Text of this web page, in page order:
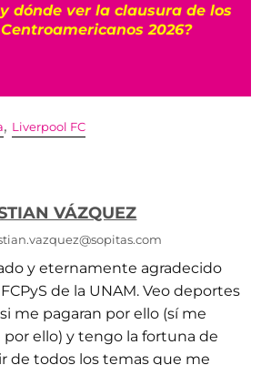
dónde ver la clausura de los
2026?
, Liverpool FC
VÁZQUEZ
y eternamente agradecido
de la UNAM. Veo deportes
me pagaran por ello (sí me
por ello) y tengo la fortuna de
de todos los temas que me